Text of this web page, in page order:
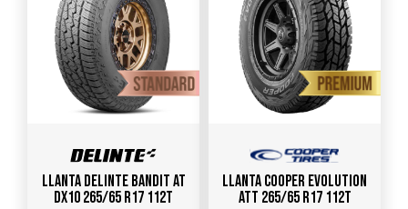
Llanta DELINTE Bandit AT
DX10 265/65 R17 112T
Llanta COOPER Evolution
ATT 265/65 R17 112T